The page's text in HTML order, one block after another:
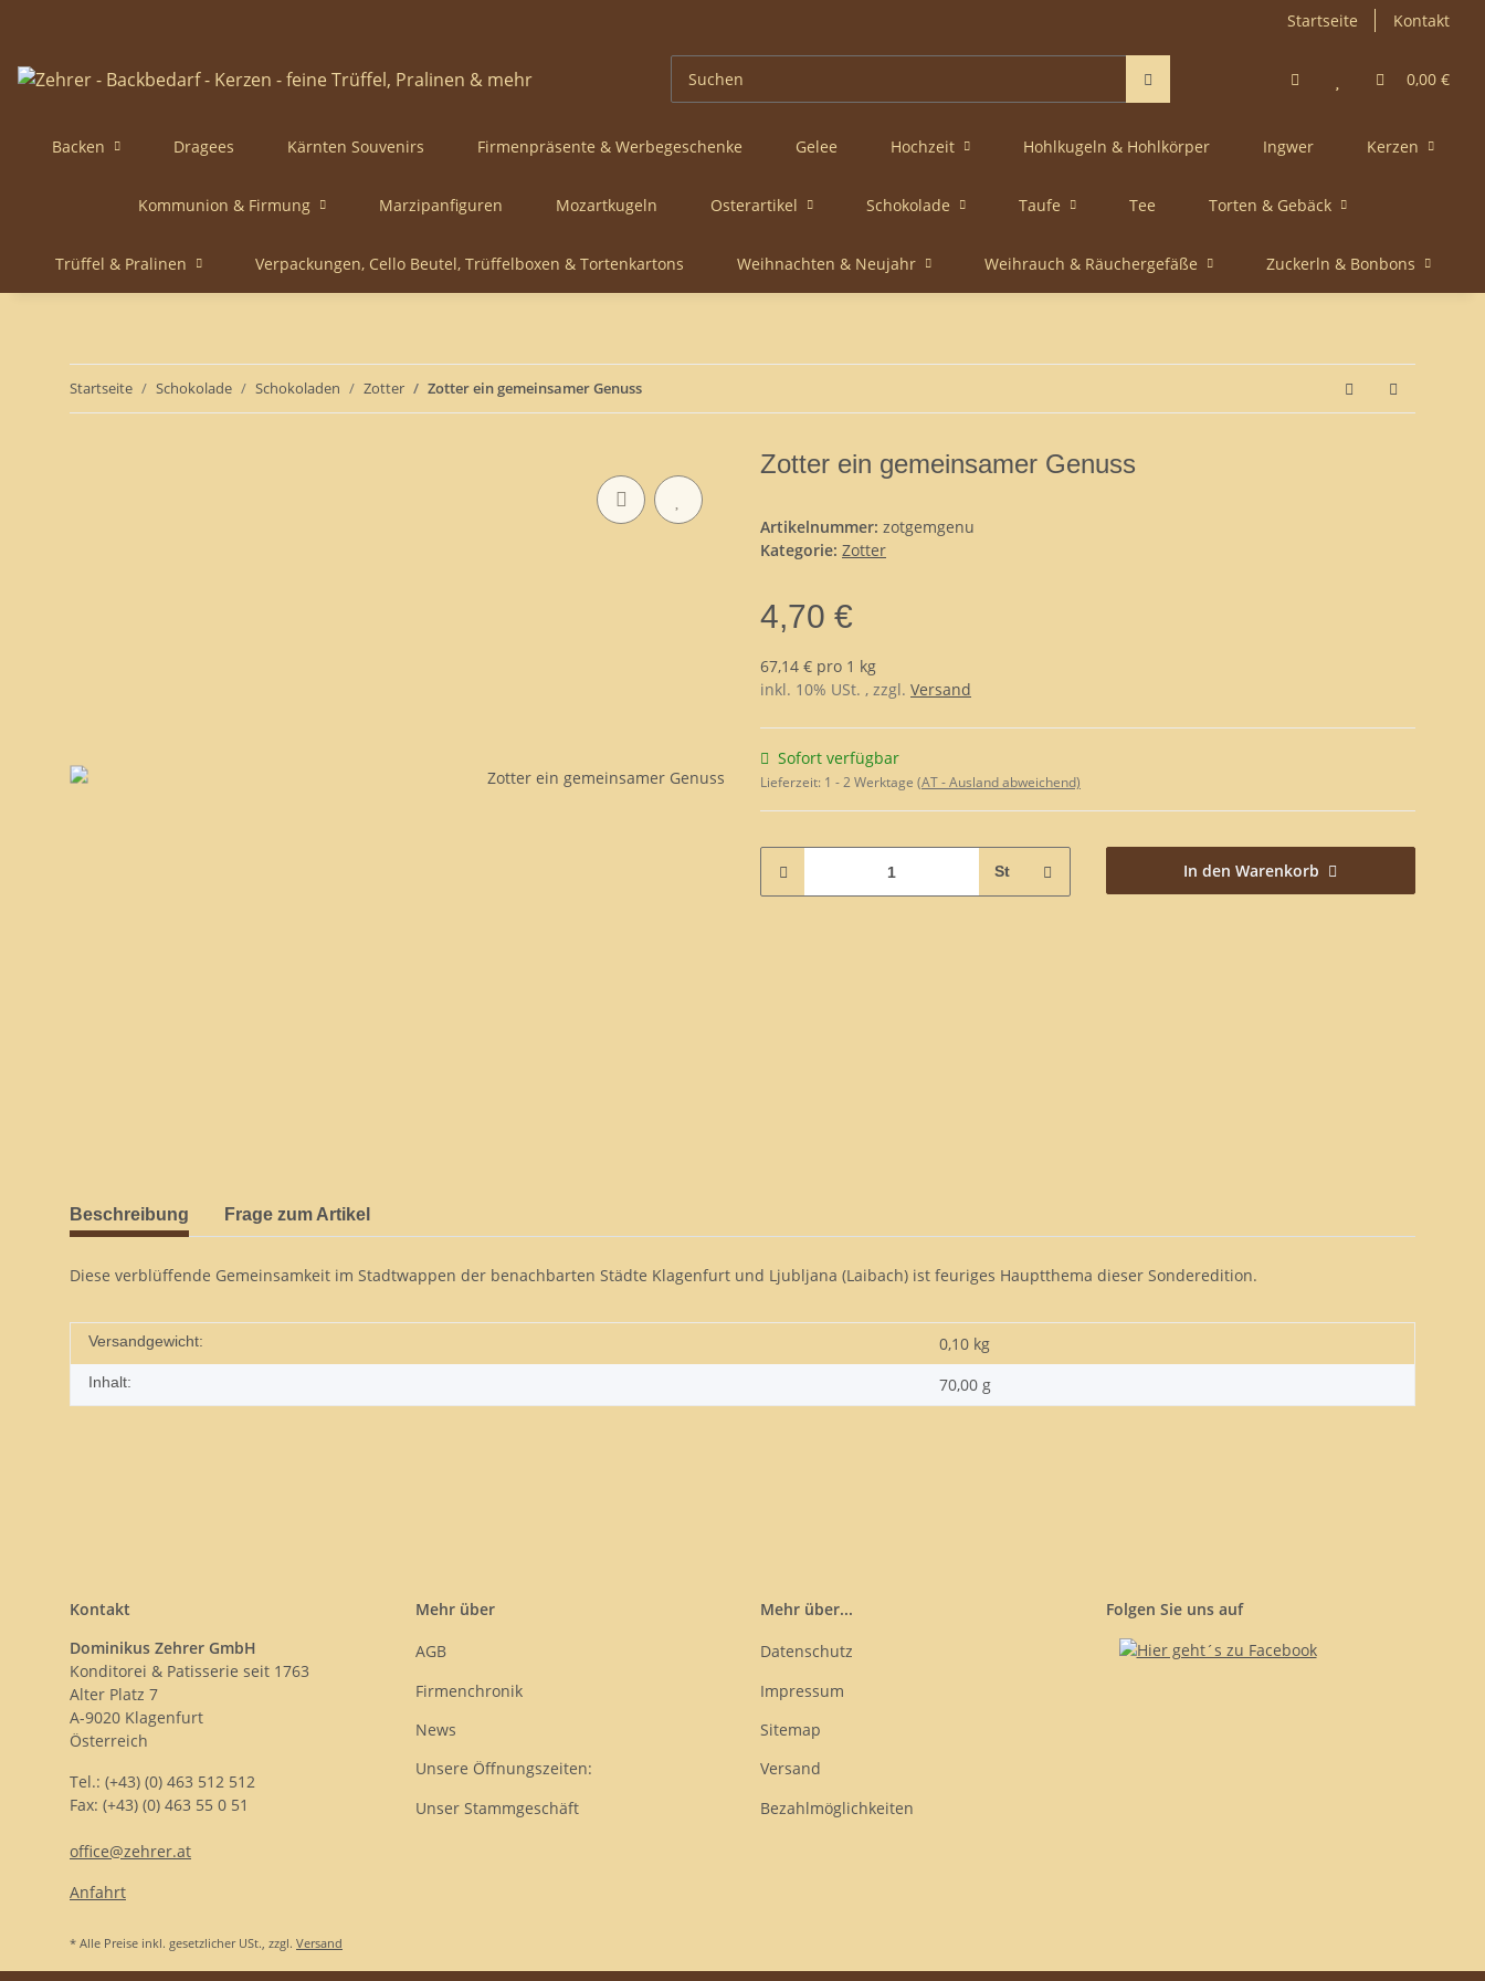
Startseite Kontakt
0,00 €
Backen Dragees Kärnten Souvenirs Firmenpräsente & Werbegeschenke Gelee Hochzeit Hohlkugeln & Hohlkörper Ingwer Kerzen
Kommunion & Firmung Marzipanfiguren Mozartkugeln Osterartikel Schokolade Taufe Tee Torten & Gebäck
Trüffel & Pralinen Verpackungen, Cello Beutel, Trüffelboxen & Tortenkartons Weihnachten & Neujahr Weihrauch & Räuchergefäße Zuckerln & Bonbons
Startseite Schokolade Schokoladen Zotter Zotter ein gemeinsamer Genuss
Zotter ein gemeinsamer Genuss
Artikelnummer: zotgemgenu
Kategorie: Zotter
4,70 €
67,14 € pro 1 kg
inkl. 10% USt. , zzgl. Versand
Sofort verfügbar
Lieferzeit: 1 - 2 Werktage (AT - Ausland abweichend)
St In den Warenkorb
Beschreibung Frage zum Artikel
Diese verblüffende Gemeinsamkeit im Stadtwappen der benachbarten Städte Klagenfurt und Ljubljana (Laibach) ist feuriges Hauptthema dieser Sonderedition.
Versandgewicht: 0,10 kg
Inhalt: 70,00 g
Kontakt
Dominikus Zehrer GmbH
Konditorei & Patisserie seit 1763
Alter Platz 7
A-9020 Klagenfurt
Österreich
Tel.: (+43) (0) 463 512 512
Fax: (+43) (0) 463 55 0 51
office@zehrer.at
Anfahrt
Mehr über
AGB
Firmenchronik
News
Unsere Öffnungszeiten:
Unser Stammgeschäft
Mehr über...
Datenschutz
Impressum
Sitemap
Versand
Bezahlmöglichkeiten
Folgen Sie uns auf
* Alle Preise inkl. gesetzlicher USt., zzgl. Versand